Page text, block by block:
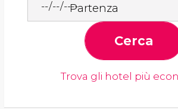
Partenza
Cerca
Trova gli hotel più